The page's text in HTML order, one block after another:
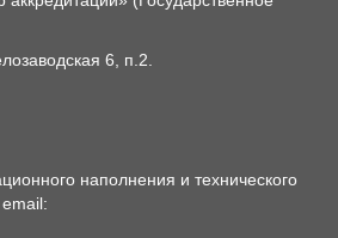
6, п.2.
наполнения и технического